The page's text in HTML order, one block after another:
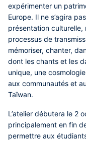
expérimenter un
Europe. Il ne s’agira
présentation culturelle,
processus de
mémoriser, chanter,
dont les chants et les
unique, une
aux communautés et
Taïwan.
L’atelier débutera le 2
principalement en fin
permettre aux